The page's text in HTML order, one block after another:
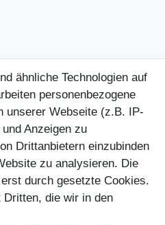
ähnliche Technologien auf
personenbezogene
unserer Webseite (z.B. IP-
Anzeigen zu
Drittanbietern einzubinden
zu analysieren. Die
durch gesetzte Cookies.
die wir in den